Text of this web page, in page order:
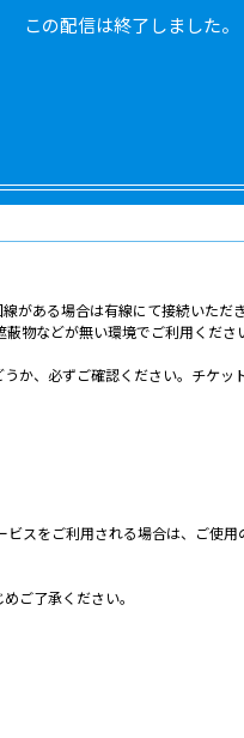
この配信は終了しました。
がある場合は有線にて接続いただき
物などが無い環境でご利用くださ
か、必ずご確認ください。チケッ
ビスをご利用される場合は、ご使用
ご了承ください。